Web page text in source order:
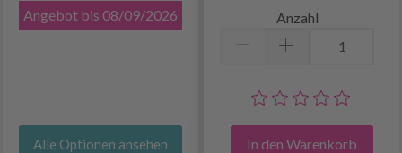
Angebot bis 08/09/2026
Alle Optionen ansehen
Anzahl
In den Warenkorb